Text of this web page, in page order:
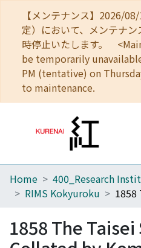
【メンテナンス】2026/
定）において、メンテナ
時停止いたします。
be temporarily
PM (tentative) on
to maintenance.
Home
Browse
Home
RIMS Kokyuroku
1858 The